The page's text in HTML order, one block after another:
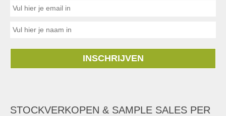
INSCHRIJVEN
STOCKVERKOPEN & SAMPLE SALES PER